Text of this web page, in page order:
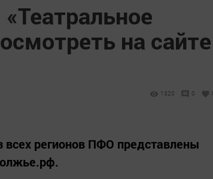
на сайте
1320 0
всех регионов ПФО представлены